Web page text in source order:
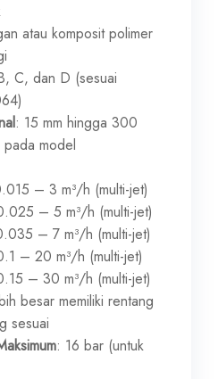
atau komposit polimer
C, dan D (sesuai
: 15 mm hingga 300
model
– 3 m³/h (multi-jet)
– 5 m³/h (multi-jet)
– 7 m³/h (multi-jet)
– 20 m³/h (multi-jet)
– 30 m³/h (multi-jet)
besar memiliki rentang
sesuai
: 16 bar (untuk